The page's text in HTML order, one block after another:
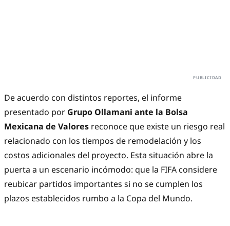
De acuerdo con distintos reportes, el informe
presentado por Grupo Ollamani ante la Bolsa
Mexicana de Valores reconoce que existe un riesgo real
relacionado con los tiempos de remodelación y los
costos adicionales del proyecto. Esta situación abre la
puerta a un escenario incómodo: que la FIFA considere
reubicar partidos importantes si no se cumplen los
plazos establecidos rumbo a la Copa del Mundo.